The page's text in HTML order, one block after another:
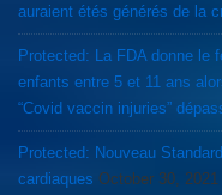
auraient étés générés de la
Protected: La FDA donne le
enfants entre 5 et 11 ans
“Covid vaccin injuries”
Protected: Nouveau
cardiaques October 30, 2021